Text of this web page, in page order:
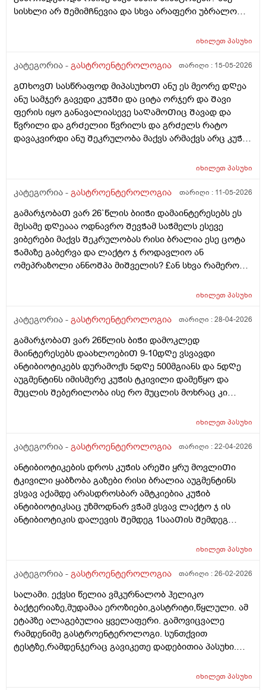
სისხლი არ ᲨემიმᲩნევია და სხვა არაფერი უბრალოდ
ᲨეიᲫლება იყოს ფერის ცვლილება ? იმიტორო ამ
განავალი და კუᲭᲨი გასვლიᲗ წვრილად გავდივარ და
მოქმედებს და რომ ვᲨარდავ სწორ ნაწლავᲨი ᲗიᲗქოს
ვგრდზნობ რომ რაგაც მაწვება დაა ᲨარსვიᲗ ცოტას
ვᲨარდავ არის Შარდვა ამასᲗან რაიმე კავᲨირᲨი?
ლაქტო ჯ ს ვსვავ და რავი მიᲨველისამაზე? 4დᲦეა
ვსვავდა ისევ ისე ვარ წამალს მსგავს არაფერს არ
იხილეთპასუხი
კატეგორია - გასტროენტეროლოგია თარიღი : 15-05-2026
გᲗხოვᲗ სასწრაფოდ მიპასუხოᲗ ანუ ეს მეორე დᲦეა
ანუ სამჯერ გავედი კუᲭᲨი და ციტა ორჯერ და Შავი
ფერის იყო განავალიასევე საᲦამოᲗიც Შავად და
წვრილი და გრᲫელიი წვრილს და გრᲫელს რატო
დავაკვირდი ანუ Შეკრულობა მაქვს არმაქვს არც კუᲭის
და არ მიᲭამია ისეᲗიარაფერი ეს ფერირო მიცემოდა
წყლული ან სისხლდენა ან სწორი მსხვილი
იხილეთპასუხი
კატეგორია - გასტროენტეროლოგია თარიღი : 11-05-2026
გამარჯობაᲗ ვარ 26`წლის ბიიᲭი დამაინტერესებს ეს
მესამე დᲦეააა ოდნავრო ᲨევᲭამ საᲭმელს ესევე
ვიბერები მაქვს Შეკრულობას რისი ბრალია ესე ცოტა
Ჭამაზე გაბერვა და ლაქტო ჯ როდავლიო ან
ომეპრაზოლი ანნოᲨპა მიᲨველის? £ან სხვა რამერომ
იხილეთპასუხი
კატეგორია - გასტროენტეროლოგია თარიღი :28-04-2026
გამარჯობაᲗ ვარ 26წლის ბიᲭი დამოკლედ
მაინტერესებს დაახლოებიᲗ 9-10დᲦე ვსვავდი
ანტიბიოტიკებს დურამოქს 5დᲦე 500მგიანს და 5დᲦე
აუგმენტინს იმისმერე კუᲭის ტკივილი დამეწყო და
მუცლის Შებერილობა ისე რო მუცლის მოხრაც კი
Შემდეგ.. ასევე კუᲭის Თავის ოდნავ ქვემოᲗ
დახრისას დისკომფორტიდა მსუბუქი ტკივილი ვიყიდე
კუᲭის ანᲗების სააწინააᲦმდეგო ან გაზების ან
გასტრიტის საწინააᲦმდეგო ასევე ნოᲨპა ფორტე
დავლიე ერᲗი აბი და Თუარ გამიარა როგორ მოვიქცე
ან რამე მირᲩიეᲗ დავლიო სხვა
იხილეთპასუხი
კატეგორია - გასტროენტეროლოგია თარიღი :22-04-2026
ანტიბიოტიკების დროს კუᲭის არეᲨი ყრუ მოვლიᲗი
ტკივილი ყაბზობა გაზები რისი ბრალია აუგმენტინს
ვსვავ აქამდე არასდროსბარ ამტკიებია კუᲭიბ
ანტიბიოტიკსაც უზმოდნარ ვᲭამ ვსვავ ლაქტო ჯ ის
ანტიბიოტიკის დალევის Შემდეგ 1სააᲗის Შემდეგ
იხილეთპასუხი
კატეგორია - გასტროენტეროლოგია თარიღი :26-02-2026
სალამი. ექვსი წელია ვმკურნალობ ჰელიკო
ბაქტერიაზე,მუდამაა ეროზიები,გასტრიტი,წყლული. ამ
ეტაპზე ალაგებულია ყველაფერი. გამოვიცვალე
რამდენიმე გასტროენტეროლოგი. სუნთქვით
ტესტზე,რამდენჯერაც გავიკეთე დადებითია პასუხი.
ერთხელ თუ დაგიფიქსირდა ,შემდგომ რომციხილეთპასუხი